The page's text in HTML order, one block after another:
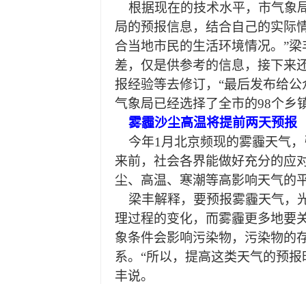
根据现在的技术水平，市气象
局的预报信息，结合自己的实际
合当地市民的生活环境情况。”
差，仅是供参考的信息，接下来
报经验等去修订，“最后发布给
气象局已经选择了全市的98个乡
雾霾沙尘高温将提前两天预报
今年1月北京频现的雾霾天气
来前，社会各界能做好充分的应
尘、高温、寒潮等高影响天气的
梁丰解释，要预报雾霾天气，
理过程的变化，而雾霾更多地要
象条件会影响污染物，污染物的
系。“所以，提高这类天气的预
丰说。